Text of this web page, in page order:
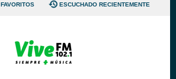
FAVORITOS ESCUCHADO RECIENTEMENTE